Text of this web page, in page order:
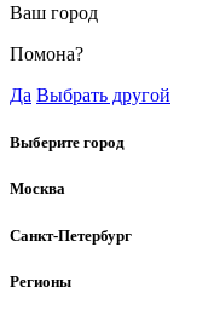
Ваш город
Помона?
Да Выбрать другой
Выберите город
Москва
Санкт-Петербург
Регионы